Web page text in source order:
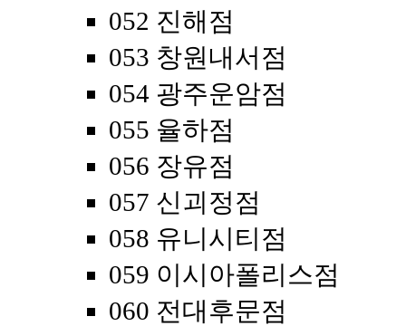
052 진해점
053 창원내서점
054 광주운암점
055 율하점
056 장유점
057 신괴정점
058 유니시티점
059 이시아폴리스점
060 전대후문점